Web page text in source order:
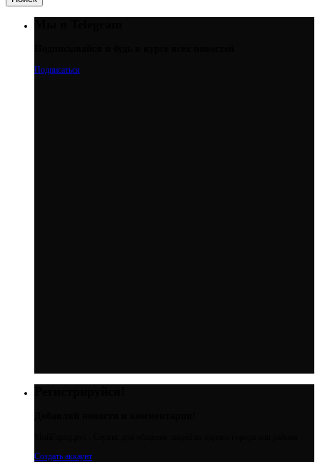
Подписаться
Создать аккаунт